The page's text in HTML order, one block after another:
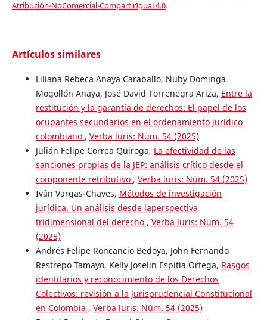
Atribución-NoComercial-CompartirIgual 4.0.
Artículos similares
Liliana Rebeca Anaya Caraballo, Nuby Dominga
Mogollón Anaya, José David Torrenegra Ariza, Entre la
restitución y la garantía de derechos: El papel de los
ocupantes secundarios en el ordenamiento jurídico
colombiano , Verba luris: Núm. 54 (2025)
Julián Felipe Correa Quiroga, La efectividad de las
sanciones propias de la JEP: análisis crítico desde el
componente retributivo , Verba luris: Núm. 54 (2025)
Iván Vargas-Chaves, Métodos de investigación
jurídica. Un análisis desde laperspectiva
tridimensional del derecho , Verba luris: Núm. 54
(2025)
Andrés Felipe Roncancio Bedoya, John Fernando
Restrepo Tamayo, Kelly Joselin Espitia Ortega, Rasgos
identitarios y reconocimiento de los Derechos
Colectivos: revisión a la Jurisprudencial Constitucional
en Colombia , Verba luris: Núm. 54 (2025)